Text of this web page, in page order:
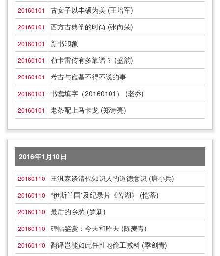
20160101 古女子以丰硕为美 (王培军)
20160101 西方古典学的时尚 (张向荣)
20160101 新书印象
20160101 勒卡雷传有多靠谱？ (盛韵)
20160101 考古与盗墓不得不说的事
20160101 书蠹填字（20160101） (老乔)
20160101 老茶配上马卡龙 (郑诗亮)
2016年1月10日
20160110 王汎森谈清代知识人的道德意识 (唐小兵)
20160110 “伊斯兰国”及纪录片《苦湖》 (恺蒂)
20160110 最后的乡愁 (罗新)
20160110 碑帖鉴赏：今天和昨天 (陈麦青)
20160110 翻译岂能如此任性地偷工减料 (季剑青)